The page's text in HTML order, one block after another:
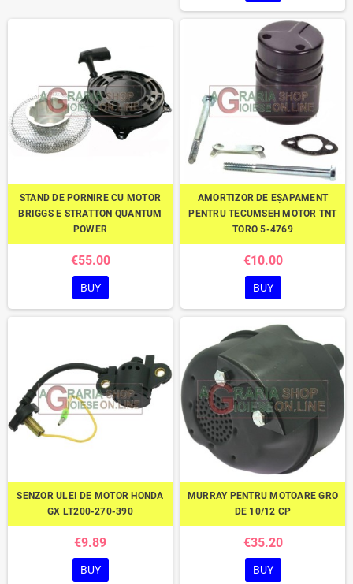
STAND DE PORNIRE CU MOTOR
BRIGGS E STRATTON QUANTUM
POWER
€55.00
BUY
AMORTIZOR DE EȘAPAMENT
PENTRU TECUMSEH MOTOR TNT
TORO 5-4769
€10.00
BUY
SENZOR ULEI DE MOTOR HONDA
GX LT200-270-390
€9.89
BUY
MURRAY PENTRU MOTOARE GRO
DE 10/12 CP
€35.20
BUY